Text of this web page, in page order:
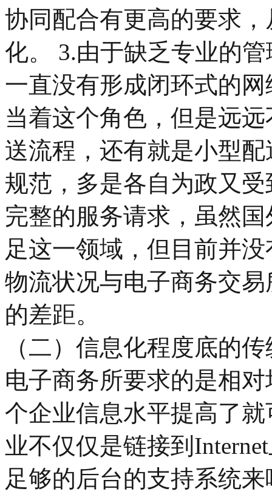
协同配合有更高的要求
化。 3.由于缺乏专业的
一直没有形成闭环式的
当着这个角色，但是远
送流程，还有就是小型
规范，多是各自为政又
完整的服务请求，虽然
足这一领域，但目前并
物流状况与电子商务交
的差距。
（二）信息化程度底的
电子商务所要求的是相
个企业信息水平提高了
业不仅仅是链接到
足够的后台的支持系统